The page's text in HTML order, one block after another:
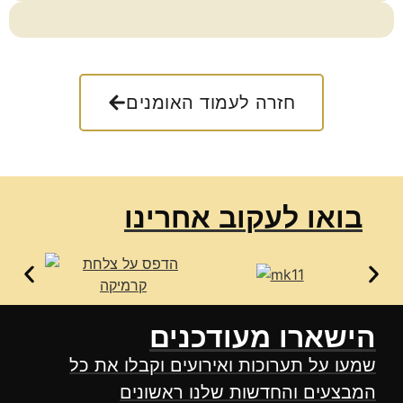
חזרה לעמוד האומנים
בואו לעקוב אחרינו
הישארו מעודכנים
שמעו על תערוכות ואירועים וקבלו את כל
המבצעים והחדשות שלנו ראשונים